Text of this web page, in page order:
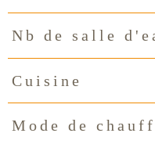
Nb de salle
Cuisine
Mode de